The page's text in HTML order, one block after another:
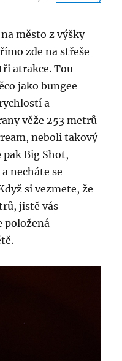
město z výšky
zde na střeše
atrakce. Tou
jako bungee
a
věže 253 metrů
neboli takový
Big Shot,
necháte se
si vezmete, že
jistě vás
položená